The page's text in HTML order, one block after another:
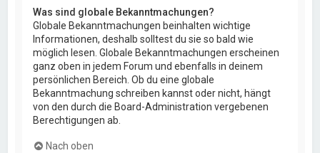
Was sind globale Bekanntmachungen?
Globale Bekanntmachungen beinhalten wichtige
Informationen, deshalb solltest du sie so bald wie
möglich lesen. Globale Bekanntmachungen erscheinen
ganz oben in jedem Forum und ebenfalls in deinem
persönlichen Bereich. Ob du eine globale
Bekanntmachung schreiben kannst oder nicht, hängt
von den durch die Board-Administration vergebenen
Berechtigungen ab.
Nach oben